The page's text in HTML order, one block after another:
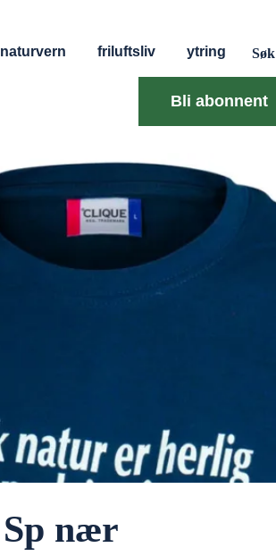
naturvern friluftsliv ytring Søk
Bli abonnent
Sp nær